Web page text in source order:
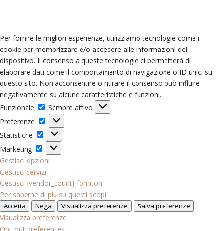
Per fornire le migliori esperienze, utilizziamo tecnologie come i
cookie per memorizzare e/o accedere alle informazioni del
dispositivo. Il consenso a queste tecnologie ci permetterà di
elaborare dati come il comportamento di navigazione o ID unici su
questo sito. Non acconsentire o ritirare il consenso può influire
negativamente su alcune caratteristiche e funzioni.
Funzionale
Funzionale
Sempre attivo
Preferenze
Preferenze
Statistiche
Statistiche
Marketing
Marketing
Gestisci opzioni
Gestisci servizi
Gestisci {vendor_count} fornitori
Per saperne di più su questi scopi
Accetta Nega Visualizza preferenze Salva preferenze
Visualizza preferenze
Opt-out preferences